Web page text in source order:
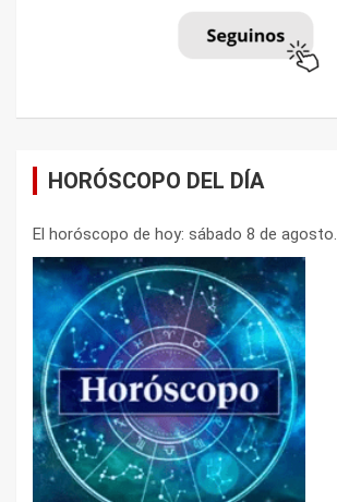
HORÓSCOPO DEL DÍA
El horóscopo de hoy: sábado 8 de agosto.